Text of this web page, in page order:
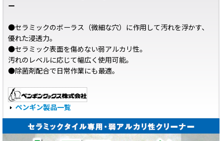
ー
●セラミックのボーラス（微細な穴）に作用して汚れを浮かす、
優れた浸透力。
●セラミック表面を傷めない弱アルカリ性。
汚れのレベルに応じて幅広く使用可能。
●除菌剤配合で日常作業にも最適。
ペンギン製品一覧